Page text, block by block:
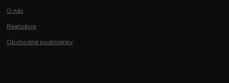
O nás
Realizácie
Obchodné podmienky